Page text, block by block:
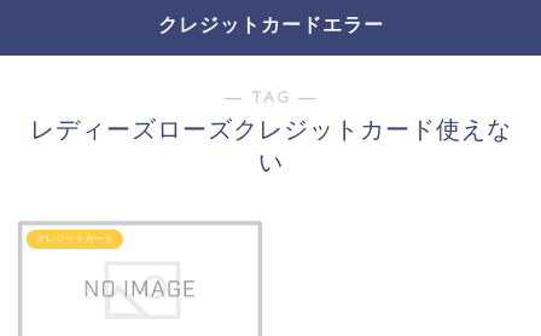
クレジットカードエラー
― TAG ―
レディーズローズクレジットカード使えな
い
クレジットカード